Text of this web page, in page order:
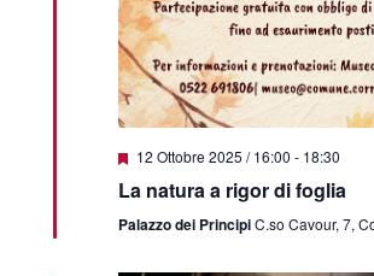
Featured
12 Ottobre 2025 / 16:00 - 18:30
La natura a rigor di foglia
Palazzo dei PrincipiC.so Cavour, 7,